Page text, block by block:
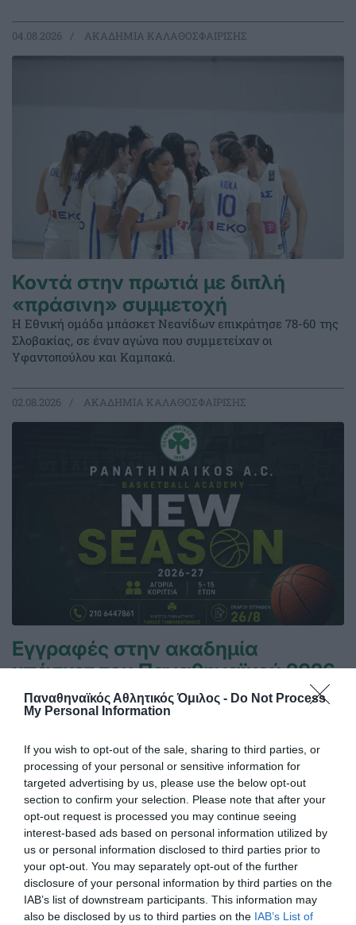
Παναθηναϊκός Αθλητικός Όμιλος - Do Not Process
My Personal Information
If you wish to opt-out of the sale, sharing to third parties, or
processing of your personal or sensitive information for
targeted advertising by us, please use the below opt-out
section to confirm your selection. Please note that after your
opt-out request is processed you may continue seeing
interest-based ads based on personal information utilized by
us or personal information disclosed to third parties prior to
your opt-out. You may separately opt-out of the further
disclosure of your personal information by third parties on the
IAB’s list of downstream participants. This information may
also be disclosed by us to third parties on the IAB’s List of
04.08.2026 ΑΚΑΔΗΜΙΑ ΚΑΛΑΘΟΣΦΑΙΡΙΣΗΣ
Κοντά στην πρωτιά με διπλή
«πράσινη» συμμετοχή
Η Εθνική ομάδα μπάσκετ Νεανίδων επικράτησε 78-60 της
Σλοβακίας, σε έναν αγώνα που συμμετείχαν οι
Υφαντοπούλου και Καμπακά.
02.08.2026 ΑΚΑΔΗΜΙΑ ΚΑΛΑΘΟΣΦΑΙΡΙΣΗΣ
Εγγραφές στην ακαδημία
μπάσκετ του Παναθηναϊκού 2026-
27
Η νέα αγωνιστική σεζόν πλησιάζει και η Ακαδημία του
ακόμα μια επιτυχημένη μπασκετική χρονιά!
23.07.2026 ΑΚΑΔΗΜΙΑ ΚΑΛΑΘΟΣΦΑΙΡΙΣΗΣ